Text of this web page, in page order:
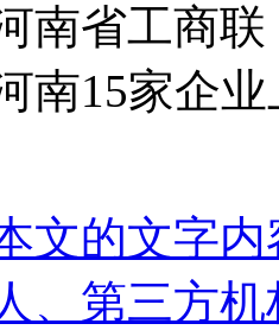
南省工商联
南15家企
文的文字
、第三方